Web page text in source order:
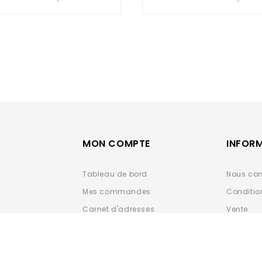
MON COMPTE
Tableau de bord
Mes commandes
Carnet d'adresses
Nous
Vente